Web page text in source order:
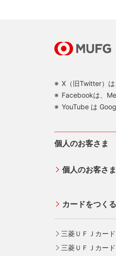
X（旧Twitter）は
Facebookは、
YouTube は
個人のお客さま
個人のお客さ
カードをつくる
三菱ＵＦＪカード
三菱ＵＦＪカー